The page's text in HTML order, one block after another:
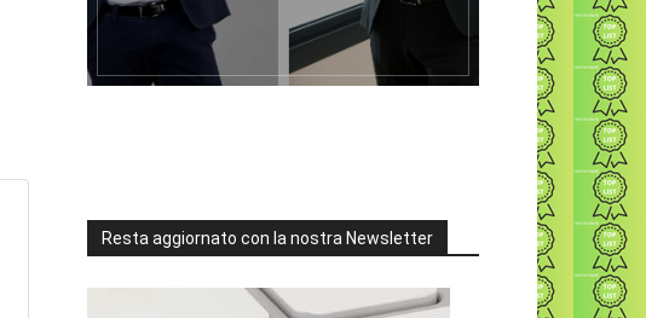
Resta aggiornato con la nostra Newsletter